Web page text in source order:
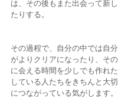
は、その後もまた出会って新
たりする。
その過程で、自分の中では自
がよりクリアになったり、そ
に会える時間を少しでも作れ
している人たちをきちんと大
につながっている気がします。